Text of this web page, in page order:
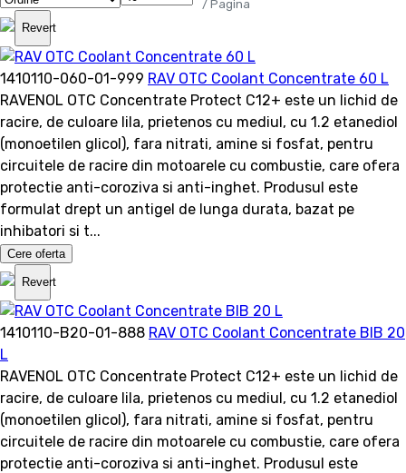
/ Pagina
Revert
1410110-060-01-999 RAV OTC Coolant Concentrate 60 L
RAVENOL OTC Concentrate Protect C12+ este un lichid de
racire, de culoare lila, prietenos cu mediul, cu 1.2 etanediol
(monoetilen glicol), fara nitrati, amine si fosfat, pentru
circuitele de racire din motoarele cu combustie, care ofera
protectie anti-coroziva si anti-inghet. Produsul este
formulat drept un antigel de lunga durata, bazat pe
inhibatori si t...
Cere oferta
Revert
1410110-B20-01-888 RAV OTC Coolant Concentrate BIB 20
L
RAVENOL OTC Concentrate Protect C12+ este un lichid de
racire, de culoare lila, prietenos cu mediul, cu 1.2 etanediol
(monoetilen glicol), fara nitrati, amine si fosfat, pentru
circuitele de racire din motoarele cu combustie, care ofera
protectie anti-coroziva si anti-inghet. Produsul este